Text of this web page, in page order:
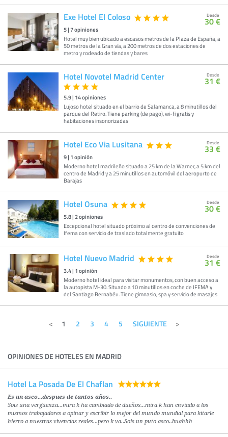
Exe Hotel El Coloso
5|7opiniones
Hotel muy bien ubicado a escasos metros de la Plaza de España, a
50 metros de la Gran vía, a 200 metros de dos estaciones de
metro y rodeado de tiendas y bares
Desde
30 €
Hotel Novotel Madrid Center
5.9| 14opiniones
Lujoso hotel situado en el barrio de Salamanca, a 8 minutillos del
parque del Retiro. Tiene parking (de pago), wi-fi gratis y
habitaciones insonorizadas
Desde
31 €
Hotel Eco Via Lusitana
9| 1opinión
Moderno hotel madrileño situado a 25 km de la Warner, a 5 km del
centro de Madrid y a 25 minutillos en automóvil del aeropurto de
Barajas
Desde
33 €
Hotel Osuna
5.8|2opiniones
Excepcional hotel situado próximo al centro de convenciones de
Ifema con servicio de traslado totalmente gratuito
Desde
30 €
Hotel Nuevo Madrid
3.4| 1opinión
Moderno hotel ideal para visitar monumentos, con buen acceso a
la autopista M-30. Situado a 10 minutillos en coche de IFEMA y
del Santiago Bernabéu. Tiene gimnasio, spa y servicio de masajes
Desde
31 €
1 2 3 4 5 SIGUIENTE
OPINIONES DE HOTELES EN MADRID
Hotel La Posada De El Chaflan
Es un asco...despues de tantos años..
Sois una vergüenza...mira k ha cambiado de dueños...mira k han enviado a los
mismos trabajadores a opinar y escribir lo mejor del mundo mundial para kitarle
hierro a nuestras vivencias reales...pero k va..Sois un puto asco..buahhh